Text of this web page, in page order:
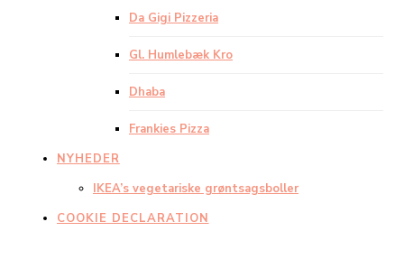
Da Gigi Pizzeria
Gl. Humlebæk Kro
Dhaba
Frankies Pizza
NYHEDER
IKEA’s vegetariske grøntsagsboller
COOKIE DECLARATION